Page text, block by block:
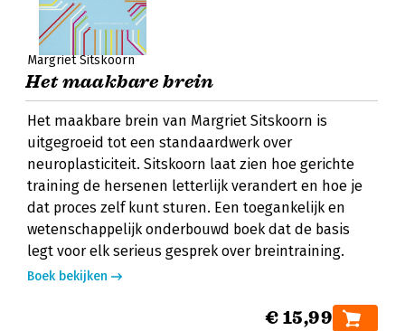
Margriet Sitskoorn
Het maakbare brein
Het maakbare brein van Margriet Sitskoorn is
uitgegroeid tot een standaardwerk over
neuroplasticiteit. Sitskoorn laat zien hoe gerichte
training de hersenen letterlijk verandert en hoe je
dat proces zelf kunt sturen. Een toegankelijk en
wetenschappelijk onderbouwd boek dat de basis
legt voor elk serieus gesprek over breintraining.
Boek bekijken
€ 15,99